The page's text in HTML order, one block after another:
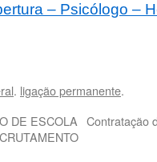
– Psicólogo –
. ligação permanente.
DE ESCOLA Contratação